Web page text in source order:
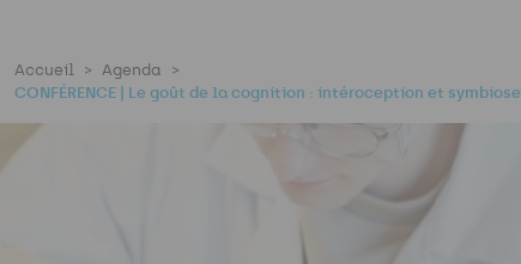
Accueil
Agenda
CONFÉRENCE | Le goût de la cognition : intéroception et symbiose